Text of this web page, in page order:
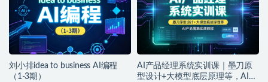
刘小排idea to business AI编程
（1-3期）
AI产品经理系统实训课｜墨刀原
型设计+大模型底层原理等，AI产